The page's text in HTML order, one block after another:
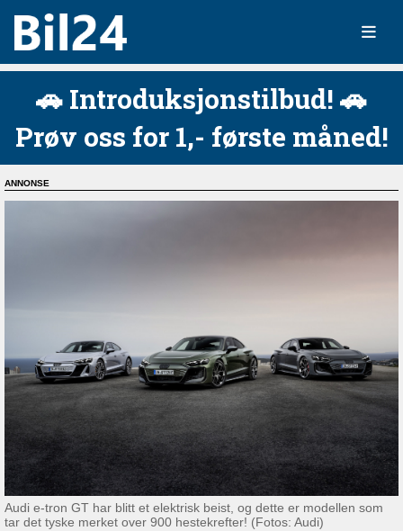
🚗 Introduksjonstilbud! 🚗
Prøv oss for 1,- første måned!
Audi e-tron GT har blitt et elektrisk beist, og dette er modellen som
tar det tyske merket over 900 hestekrefter! (Fotos: Audi)